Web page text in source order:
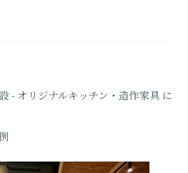
- オリジナルキッチン・造作家具 に